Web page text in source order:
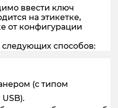
ввести ключ
на этикетке,
от конфигурации
способов:
(с типом